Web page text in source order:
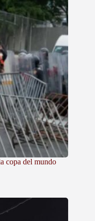
copa del mundo